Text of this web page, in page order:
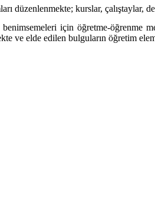
kurslar, çalıştaylar,
için öğretme-öğrenme
elde edilen bulguların öğretim